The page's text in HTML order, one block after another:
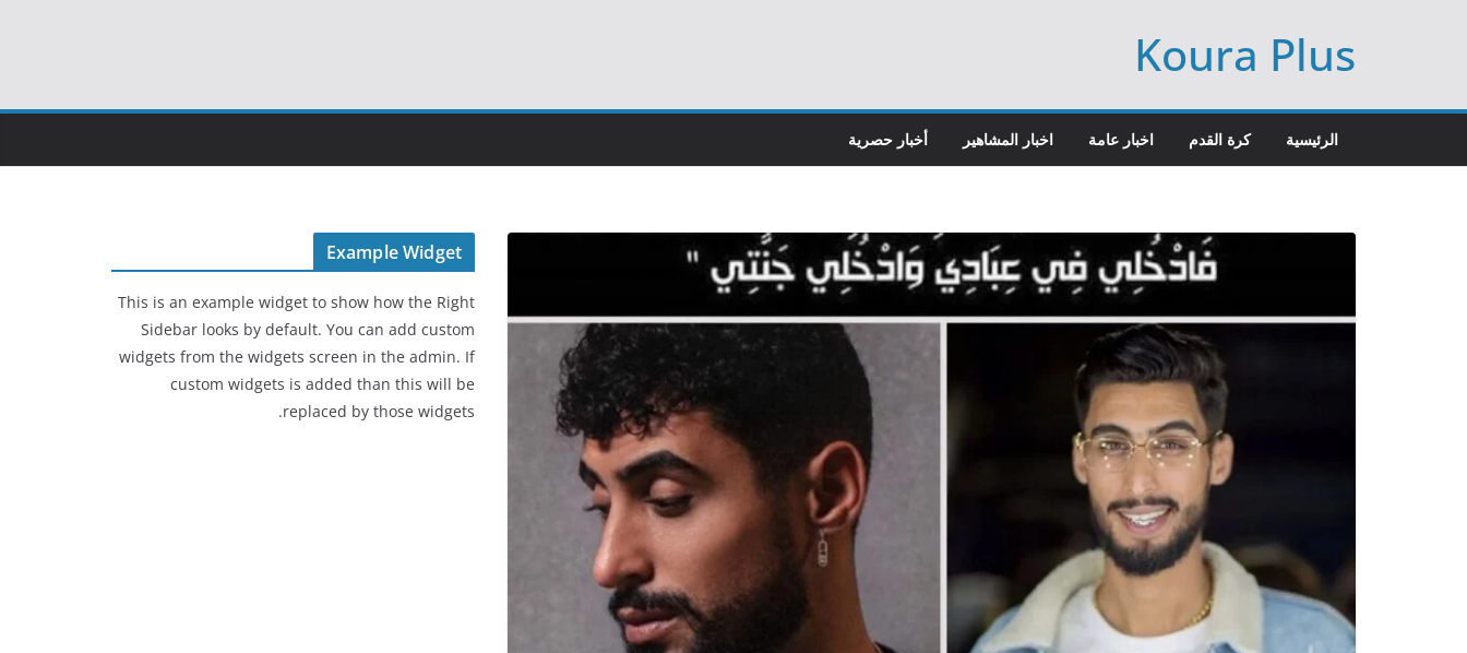
Koura Plus
الرئيسية كرة القدم اخبار عامة اخبار المشاهير أخبار حصرية
Example Widget
This is an example widget to show how the Right
Sidebar looks by default. You can add custom
widgets from the widgets screen in the admin. If
custom widgets is added than this will be
replaced by those widgets.